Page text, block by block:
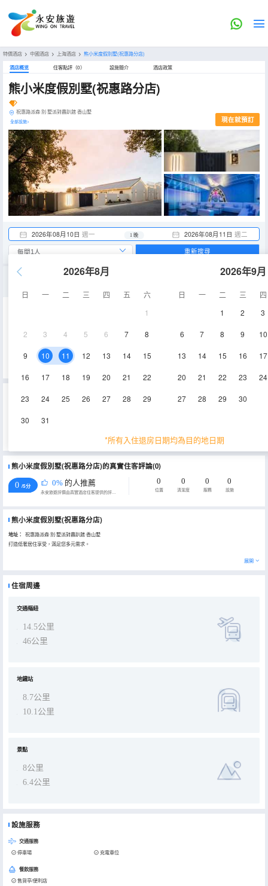
特價酒店 > 中國酒店 > 上海酒店 > 熊小米度假別墅(祝惠路分店)
酒店概览 住客點評（0） 設施簡介 酒店政策
熊小米度假別墅(祝惠路分店)
祝惠路派森·別·墅派對轟趴館·香山墅
全部設施> 現在就預訂
2026年08月10日 週一 2026年08月11日 週二
1 晚
2026年8月
日 一 二 三 四 五
六
1
2 3 4 5 6 7 8
9 10 11 12 13 14 15
16 17 18 19 20 21 22
23 24 25 26 27 28 29
30 31
2026年9月
日 一 二 三
四
1
2 3
6 7 8 9 10
13 14 15 16 17
20 21 22 23 24
27 28 29 30
*所有入住退房日期均為目的地日期
重新搜尋
1000㎡ 電視機
重要資訊
刷、梳子、浴擦、剃鬚刀、指甲銼、鞋擦這些一次性日用品。若需要可諮詢酒店。
熊小米度假別墅(祝惠路分店)的真實住客評論(0)
0 /5分 0% 的人推薦
永安旅遊評價由真實酒店住客提供的評價。
0
位置
0
清潔度
0
服務
0
設施
熊小米度假別墅(祝惠路分店)
地址：
祝惠路派森·別·墅派對轟趴館·香山墅
打造低奢居住享受，滿足您多元需求。
展開
住宿周邊
交通樞紐
14.5公里
46公里
地鐵站
8.7公里
10.1公里
景點
8公里
6.4公里
設施服務
交通服務
停車場 充電車位
餐飲服務
售貨亭/便利店